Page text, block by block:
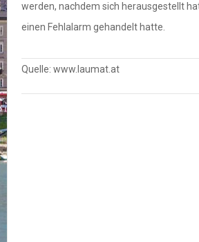
werden, nachdem sich herausgestellt
einen Fehlalarm gehandelt hatte.
Quelle: www.laumat.at